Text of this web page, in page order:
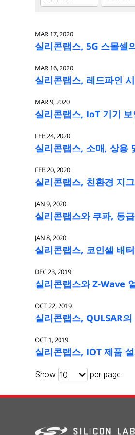
Keywords
MAR 17, 2020
실리콘랩스, 5G 스몰셀
MAR 16, 2020
실리콘랩스, 레드파인
MAR 9, 2020
실리콘랩스, IoT 기기 보
FEB 24, 2020
실리콘랩스, 소매, 상용
FEB 20, 2020
실리콘랩스, 친환경 지
JAN 9, 2020
실리콘랩스와 쿠파, 동
JAN 8, 2020
실리콘랩스, 코인셀 배
DEC 23, 2019
실리콘랩스와 Z-Wave
OCT 22, 2019
실리콘랩스, QULSAR
OCT 1, 2019
실리콘랩스, IOT 제품
Show 10 per page